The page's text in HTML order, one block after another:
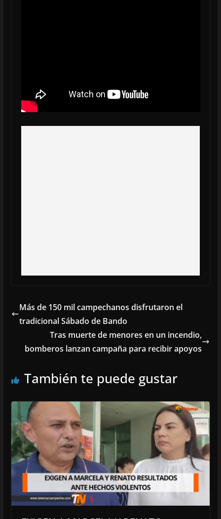
Más de 150 mil campechanos disfrutaron el
tradicional Sábado de Bando
Tras muerte de menores en un incendio,
bomberos lanzan campaña para recibir apoyos
También te puede gustar